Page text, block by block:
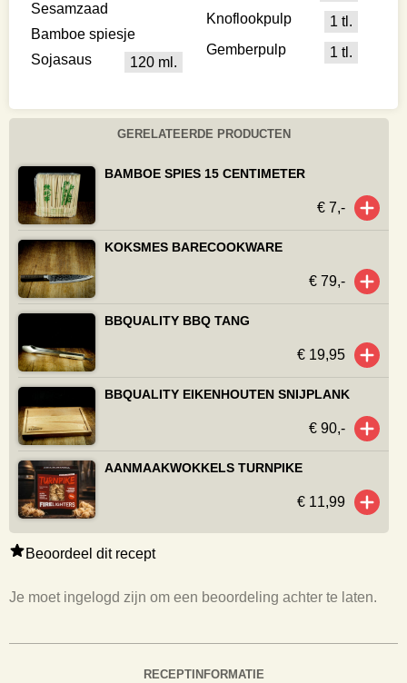
Beoordeel dit recept
Je moet ingelogd zijn om een beoordeling achter te laten.
RECEPTINFORMATIE
Sesamzaad
Bamboe spiesje
Sojasaus
120 ml.
Knoflookpulp
1 tl.
Gemberpulp
1 tl.
GERELATEERDE PRODUCTEN
BAMBOE SPIES 15 CENTIMETER
€ 7,-
KOKSMES BARECOOKWARE
€ 79,-
BBQUALITY BBQ TANG
€ 19,95
BBQUALITY EIKENHOUTEN SNIJPLANK
€ 90,-
AANMAAKWOKKELS TURNPIKE
€ 11,99